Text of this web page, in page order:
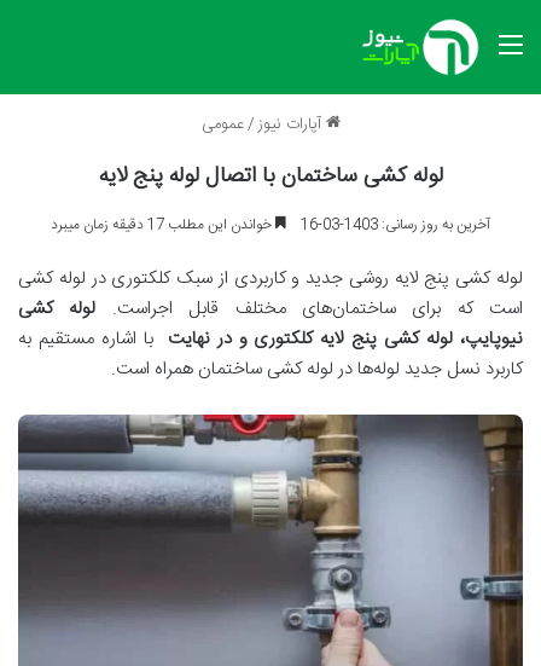
منو
آپارات نیوز/عمومی
لوله کشی ساختمان با اتصال لوله پنج لایه
آخرین به روز رسانی: 1403-03-16 خواندن این مطلب 17 دقیقه زمان میبرد
لوله کشی پنج لایه روشی جدید و کاربردی از سبک کلکتوری در لوله کشی
است که برای ساختمان‌های مختلف قابل اجراست. لوله کشی
نیوپایپ، لوله کشی پنج لایه کلکتوری و در نهایت با اشاره مستقیم به
کاربرد نسل جدید لوله‌ها در لوله کشی ساختمان همراه است.